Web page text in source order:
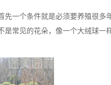
先一个条件就是必须要养殖很多
是常见的花朵，像一个大绒球一